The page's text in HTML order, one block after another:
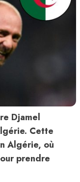
Djamel
Cette
Algérie, où
prendre